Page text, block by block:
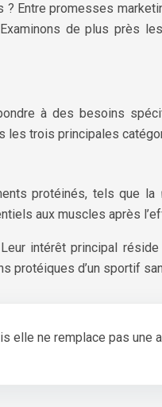
Entre promesses
de plus près
à des besoins
trois principales
protéinés, tels que la
aux muscles après
intérêt principal
protéiques d’un sportif
elle ne remplace pas une